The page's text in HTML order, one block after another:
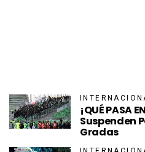
¡QUÉ PASA
Suspenden
Gradas